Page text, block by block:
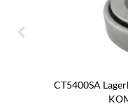
CT5400SA